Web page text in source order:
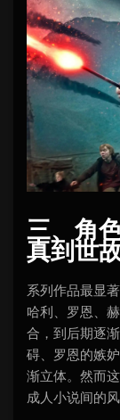
三、角
真到世
系列作品最显
哈利、罗恩、
合，到后期逐
碍、罗恩的嫉
渐立体。然而
成人小说间的